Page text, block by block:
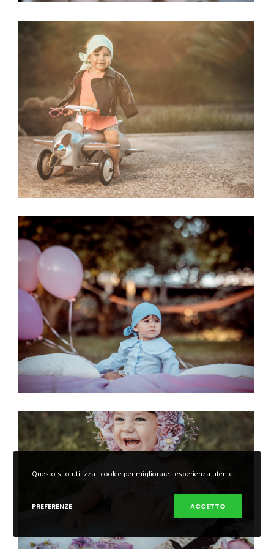
Questo sito utilizza i cookie per migliorare l'esperienza utente
PREFERENZE ACCETTO